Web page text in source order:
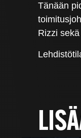
Tänään
Rizzi